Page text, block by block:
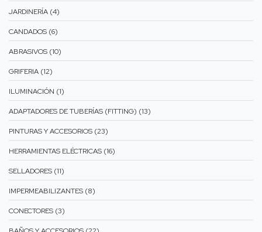
JARDINERÍA (4)
CANDADOS (6)
ABRASIVOS (10)
GRIFERIA (12)
ILUMINACIÓN (1)
ADAPTADORES DE TUBERÍAS (FITTING) (13)
PINTURAS Y ACCESORIOS (23)
HERRAMIENTAS ELÉCTRICAS (16)
SELLADORES (11)
IMPERMEABILIZANTES (8)
CONECTORES (3)